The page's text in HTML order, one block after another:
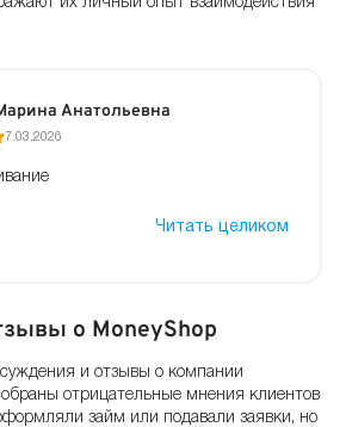
Анатольевна
7.03.2026
Читать целиком
о MoneyShop
и отзывы о компании
отрицательные мнения клиентов
займ или подавали заявки, но